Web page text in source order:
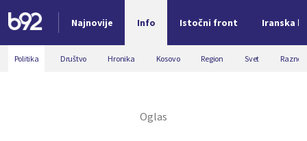
Najnovije Info Istočni front Iranska
Nova vest
Politika Društvo Hronika Kosovo Region Svet Razno